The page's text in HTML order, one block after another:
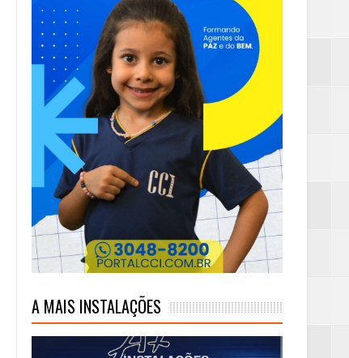
alcançada
A MAIS INSTALAÇÕES